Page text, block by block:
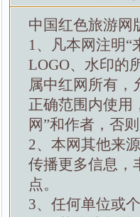
中国红色旅游网
1、凡本网注明“
LOGO、水印的
属中红网所有，
正确范围内使用
网”和作者，否
2、本网其他来
传播更多信息，
点。
3、任何单位或